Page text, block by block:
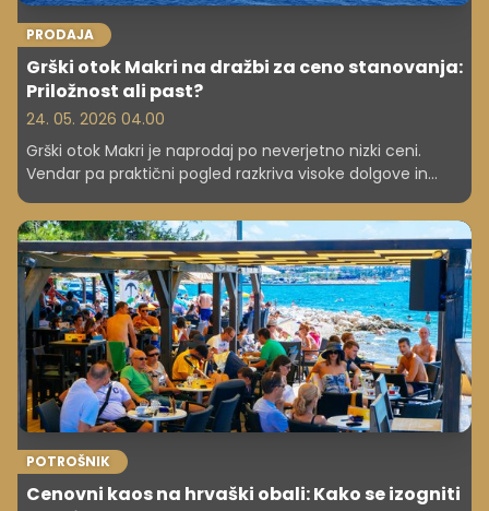
PRODAJA
Grški otok Makri na dražbi za ceno stanovanja:
Priložnost ali past?
24. 05. 2026 04.00
Grški otok Makri je naprodaj po neverjetno nizki ceni.
Vendar pa praktični pogled razkriva visoke dolgove in
POTROŠNIK
Cenovni kaos na hrvaški obali: Kako se izogniti